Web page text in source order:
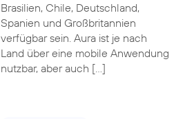
Brasilien, Chile, Deutschland,
Spanien und Großbritannien
verfügbar sein. Aura ist je nach
Land über eine mobile Anwendung
nutzbar, aber auch […]